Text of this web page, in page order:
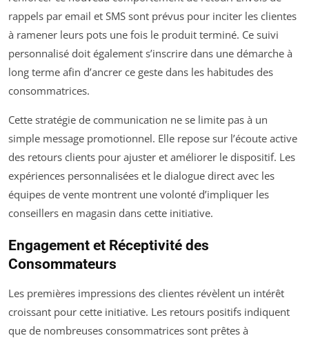
rappels par email et SMS sont prévus pour inciter les clientes
à ramener leurs pots une fois le produit terminé. Ce suivi
personnalisé doit également s’inscrire dans une démarche à
long terme afin d’ancrer ce geste dans les habitudes des
consommatrices.
Cette stratégie de communication ne se limite pas à un
simple message promotionnel. Elle repose sur l’écoute active
des retours clients pour ajuster et améliorer le dispositif. Les
expériences personnalisées et le dialogue direct avec les
équipes de vente montrent une volonté d’impliquer les
conseillers en magasin dans cette initiative.
Engagement et Réceptivité des
Consommateurs
Les premières impressions des clientes révèlent un intérêt
croissant pour cette initiative. Les retours positifs indiquent
que de nombreuses consommatrices sont prêtes à